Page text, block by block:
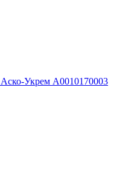
Укрем A0010170003